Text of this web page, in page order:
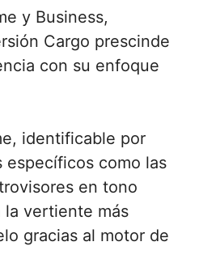
y Business,
Cargo prescinde
con su enfoque
identificable por
específicos como las
en tono
la vertiente más
gracias al motor de